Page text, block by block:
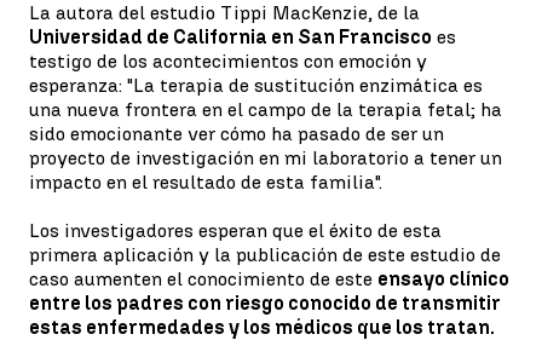
La autora del estudio Tippi MacKenzie, de la
Universidad de California en San Francisco es
testigo de los acontecimientos con emoción y
esperanza: "La terapia de sustitución enzimática es
una nueva frontera en el campo de la terapia fetal; ha
sido emocionante ver cómo ha pasado de ser un
proyecto de investigación en mi laboratorio a tener un
impacto en el resultado de esta familia".
Los investigadores esperan que el éxito de esta
primera aplicación y la publicación de este estudio de
caso aumenten el conocimiento de este ensayo clínico
entre los padres con riesgo conocido de transmitir
estas enfermedades y los médicos que los tratan.